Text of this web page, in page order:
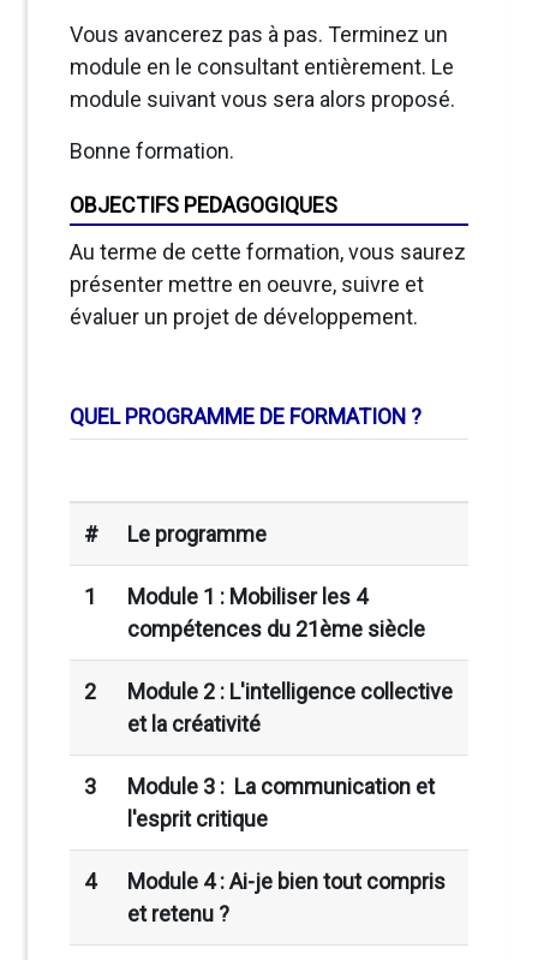
Vous avancerez pas à pas. Terminez un
module en le consultant entièrement. Le
module suivant vous sera alors proposé.
Bonne formation.
OBJECTIFS PEDAGOGIQUES
Au terme de cette formation, vous saurez
présenter mettre en oeuvre, suivre et
évaluer un projet de développement.
QUEL PROGRAMME DE FORMATION ?
# Le programme
1
Module 1 : Mobiliser les 4
compétences du 21ème siècle
2
Module 2 : L'intelligence collective
et la créativité
3
Module 3 : La communication et
l'esprit critique
4
Module 4 : Ai-je bien tout compris
et retenu ?